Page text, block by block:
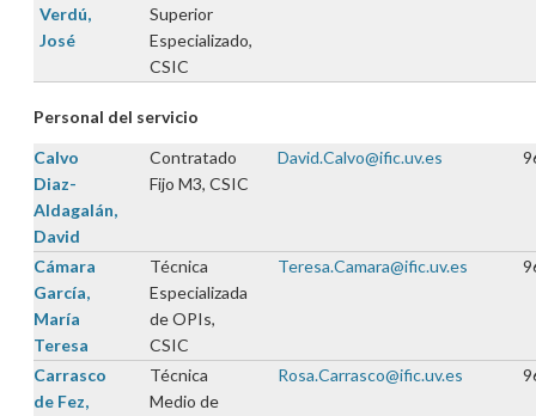
Verdú,
José
Superior
Especializado,
CSIC
Personal del servicio
Calvo
Diaz-
Aldagalán,
David
Contratado
Fijo M3, CSIC
David.Calvo@ific.uv.es
Cámara
García,
María
Teresa
Técnica
Especializada
de OPIs,
CSIC
Teresa.Camara@ific.uv.es
Carrasco
de Fez,
Técnica
Medio de
Rosa.Carrasco@ific.uv.es